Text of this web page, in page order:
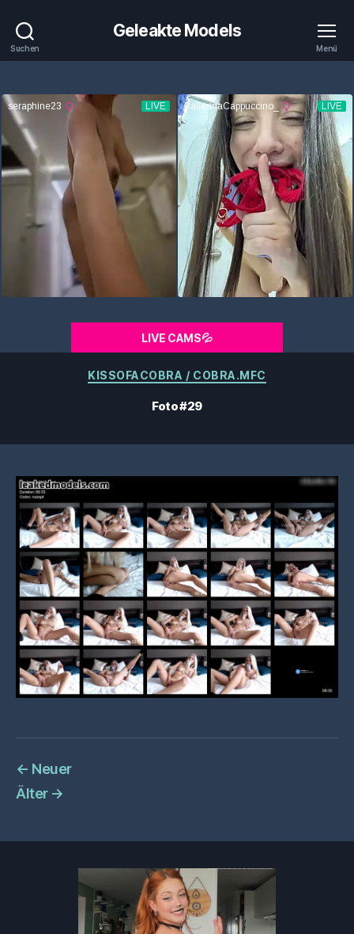
Suchen
Geleakte Models
Menü
LIVE CAMS💦
Kategorien
KISSOFACOBRA / COBRA.MFC
Foto #29
← Neuer
Älter →